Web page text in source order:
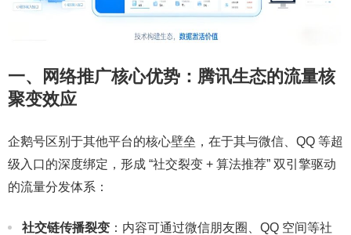
一、网络推广核心优势：腾讯生态的流量核
聚变效应
企鹅号区别于其他平台的核心壁垒，在于其与微信、QQ 等超
级入口的深度绑定，形成 “社交裂变 + 算法推荐” 双引擎驱动
的流量分发体系：
社交链传播裂变 ：内容可通过微信朋友圈、QQ 空间等社